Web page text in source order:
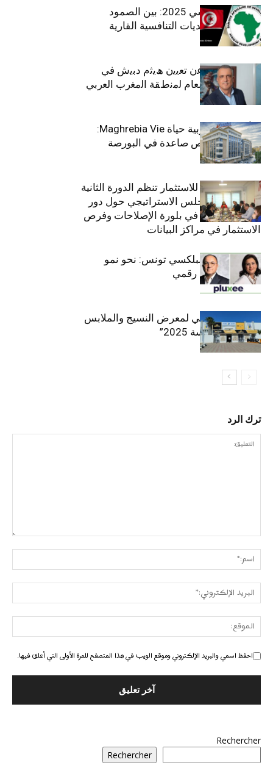
الاقتصاد التونسي 2025: بين الصمود
الاجتماعي وتحديات التنافسية القارية
ﺗﯾﺗرا ﺑﺎك ﺗﻌﻠن ﻋن ﺗﻌﯾﯾن ھﯾﺛم دﺑﯾش ﻓﻲ
ﻣﻧﺻب اﻟﻣدﯾر اﻟﻌﺎم ﻟﻣﻧطﻘﺔ اﻟﻣﻐرب اﻟﻌرﺑﻲ
وﻏرب أﻓرﯾﻘﯾﺎ
التأمينات المغربية حياة Maghrebia Vie:
فاعل رائد بفرص صاعدة في البورصة
(+34.8%)
الهيئة التونسية للاستثمار تنظم الدورة الثانية
والعشرين للمجلس الاستراتيجي حول دور
القطاع الخاص في بلورة الإصلاحات وفرص
الاستثمار في مراكز البيانات
قيادة مزدوجة لبلكسي تونس: نحو نمو
متسارع وتحول رقمي
الافتتاح الرسمي لمعرض النسيج والملابس
“إنترتكس سوسة 2025”
ترك الرد
احفظ اسمي والبريد الإلكتروني وموقع الويب في هذا المتصفح للمرة الأولى التي أعلق فيها.
Rechercher
Rechercher